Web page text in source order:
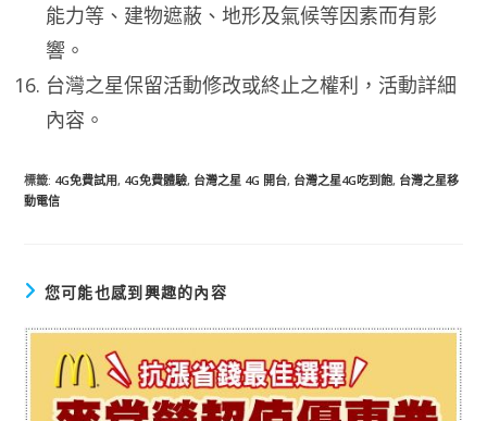
能力等、建物遮蔽、地形及氣候等因素而有影
響。
台灣之星保留活動修改或終止之權利，活動詳細
內容。
標籤: 4G免費試用, 4G免費體驗, 台灣之星 4G 開台, 台灣之星4G吃到飽, 台灣之星移
動電信
您可能也感到興趣的內容